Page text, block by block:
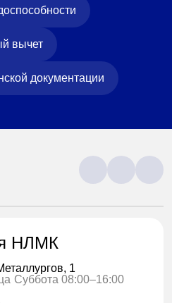
вычет
документации
НЛМК
1
Суббота 08:00–16:00